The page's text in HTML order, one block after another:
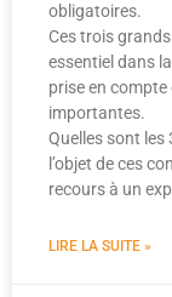
obligatoires.
Ces trois
essentiel dans
prise en compte
importantes.
Quelles sont
l’objet de ces
recours à un
LIRE LA SUITE »